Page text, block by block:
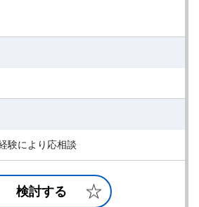
験により応相談
検討する